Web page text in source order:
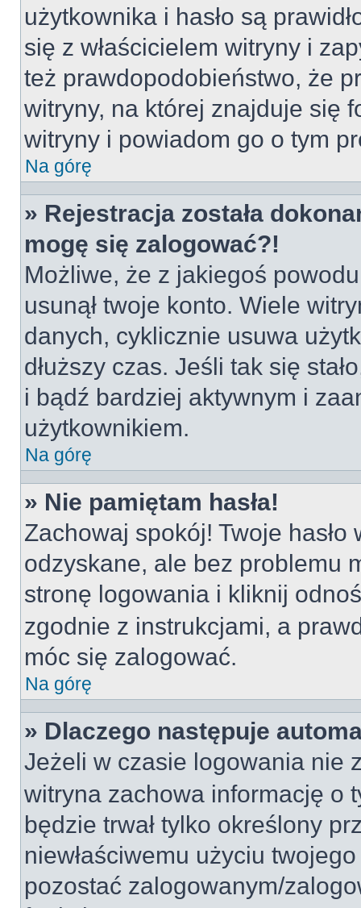
użytkownika i hasło są
się z właścicielem witryny i
też prawdopodobieństwo, że
witryny, na której znajduje się
witryny i powiadom go o tym
Na górę
» Rejestracja została
mogę się zalogować?!
Możliwe, że z jakiegoś
usunął twoje konto. Wiele
danych, cyklicznie usuwa
dłuższy czas. Jeśli tak się
i bądź bardziej aktywnym i
użytkownikiem.
Na górę
» Nie pamiętam hasła!
Zachowaj spokój! Twoje
odzyskane, ale bez problemu
stronę logowania i kliknij
zgodnie z instrukcjami, a
móc się zalogować.
Na górę
» Dlaczego następuje
Jeżeli w czasie logowania nie
witryna zachowa informację o
będzie trwał tylko określony
niewłaściwemu użyciu
pozostać zalogowanym/